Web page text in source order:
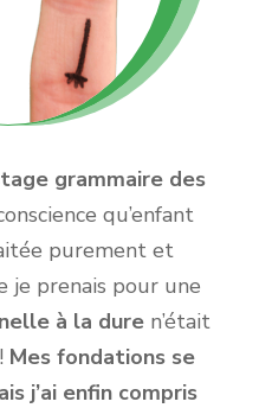
grammaire des
qu’enfant
purement et
je prenais pour une
à la dure n’était
Mes fondations se
j’ai enfin compris